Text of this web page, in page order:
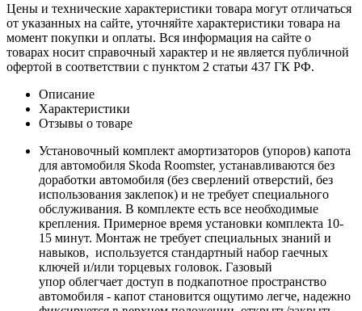
Цены и технические характеристики товара могут отличаться
от указанных на сайте, уточняйте характеристики товара на
момент покупки и оплаты. Вся информация на сайте о
товарах носит справочный характер и не является публичной
офертой в соответствии с пунктом 2 статьи 437 ГК РФ.
Описание
Характеристики
Отзывы о товаре
Установочный комплект амортизаторов (упоров) капота
для автомобиля Skoda Roomster, устанавливаются без
доработки автомобиля (без сверлений отверстий, без
использования заклепок) и не требует специального
обслуживания. В комплекте есть все необходимые
крепления. Примерное время установки комплекта 10-
15 минут. Монтаж не требует специальных знаний и
навыков, используется стандартный набор гаечных
ключей и/или торцевых головок. Газовый
упор облегчает доступ в подкапотное пространство
автомобиля - капот становится ощутимо легче, надежно